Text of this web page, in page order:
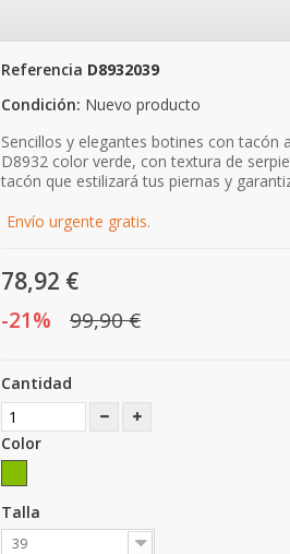
Referencia D8932039
Condición: Nuevo producto
Sencillos y elegantes botines con tacón
D8932 color verde, contextura de
tacón que estilizará tus piernas y
Envío urgente gratis.
78,92 €
-21% 99,90 €
Cantidad
Color
Talla
39